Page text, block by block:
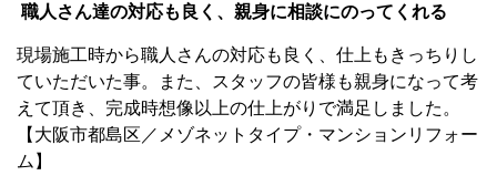
職人さん達の対応も良く、親身に相談にのってくれる
現場施工時から職人さんの対応も良く、仕上もきっちりし
ていただいた事。また、スタッフの皆様も親身になって考
えて頂き、完成時想像以上の仕上がりで満足しました。
【大阪市都島区／メゾネットタイプ・マンションリフォー
ム】